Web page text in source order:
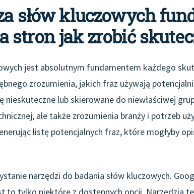
słów kluczowych
stron jak zrobić
jest absolutnym fundamentem każdego
zrozumienia, jakich fraz używają
nieskuteczne lub skierowane do niewłaściwej
ale także zrozumienia branży i potrzeb
listę potencjalnych fraz, które mogłyby
narzędzi do badania słów kluczowych.